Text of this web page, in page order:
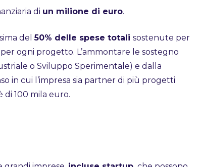
di un milione di euro.
del50% delle spese totali sostenute per
per ogni progetto. L’ammontare le sostegno
o Sviluppo Sperimentale) e dalla
in cui l’impresa sia partner di più progetti
di 100 mila euro.